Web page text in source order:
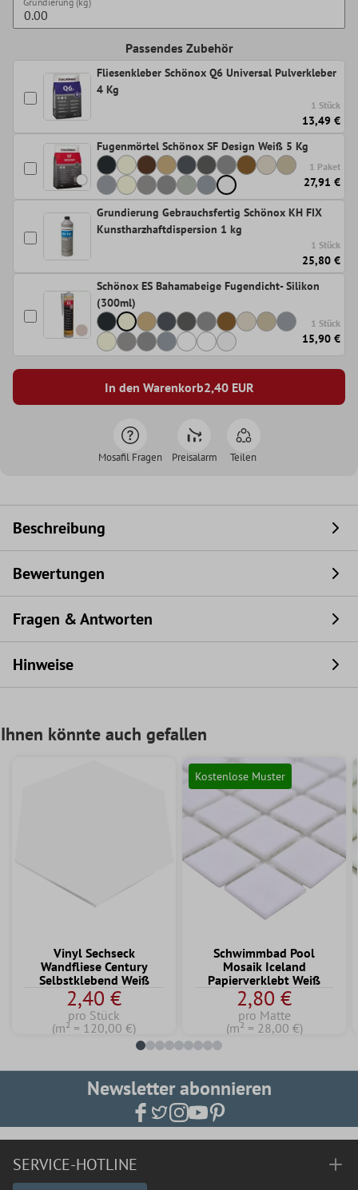
Passendes Zubehör
Fliesenkleber Schönox Q6 Universal Pulverkleber
4 Kg
1 Stück
13,49 €
Fugenmörtel Schönox SF Design Weiß 5 Kg
1 Paket
27,91 €
Grundierung Gebrauchsfertig Schönox KH FIX
Kunstharzhaftdispersion 1 kg
1 Stück
25,80 €
Schönox ES Bahamabeige Fugendicht- Silikon
(300ml)
1 Stück
15,90 €
In den Warenkorb2,40EUR
Mosafil Fragen Preisalarm Teilen
Beschreibung
Bewertungen
Fragen & Antworten
Hinweise
Ihnen könnte auch gefallen
Vinyl Sechseck
Wandfliese Century
Selbstklebend Weiß
2,40 €
pro Stück
(m² = 120,00 €)
Kostenlose Muster
Schwimmbad Pool
Mosaik Iceland
Papierverklebt Weiß
2,80 €
pro Matte
(m² = 28,00 €)
Newsletter abonnieren
SERVICE-HOTLINE